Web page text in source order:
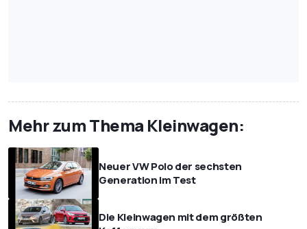
Mehr zum Thema Kleinwagen:
Neuer VW Polo der sechsten
Generation im Test
Die Kleinwagen mit dem größten